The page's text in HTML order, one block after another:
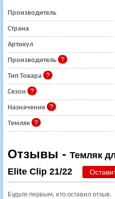
Производитель
Страна
Артикул
Производитель
Тип Товара
Сезон
Назначение
Темляк
Отзывы - Темляк
Elite Clip 21/22
Будьте первым, кто оставил отзыв.